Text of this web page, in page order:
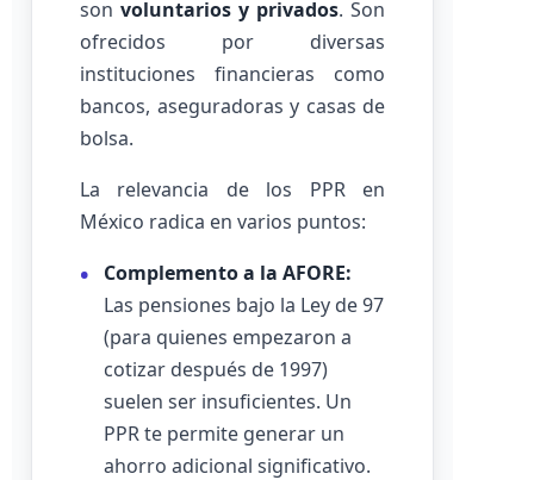
son voluntarios y privados. Son
ofrecidos por diversas
instituciones financieras como
bancos, aseguradoras y casas de
bolsa.
La relevancia de los PPR en
México radica en varios puntos:
Complemento a la AFORE:
Las pensiones bajo la Ley de 97
(para quienes empezaron a
cotizar después de 1997)
suelen ser insuficientes. Un
PPR te permite generar un
ahorro adicional significativo.